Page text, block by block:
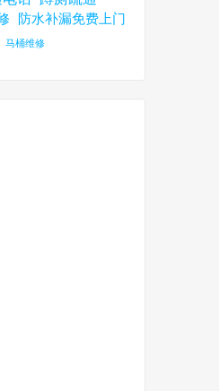
防水补漏免费上门
马桶维修